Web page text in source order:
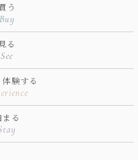
買う
Buy
る
See
験する
まる